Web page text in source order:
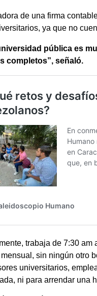
de una firma
ya que no
pública es
completos”, señaló.
trabaja de 7:30
sin ningún otro
universitarios,
ni para arrendar una